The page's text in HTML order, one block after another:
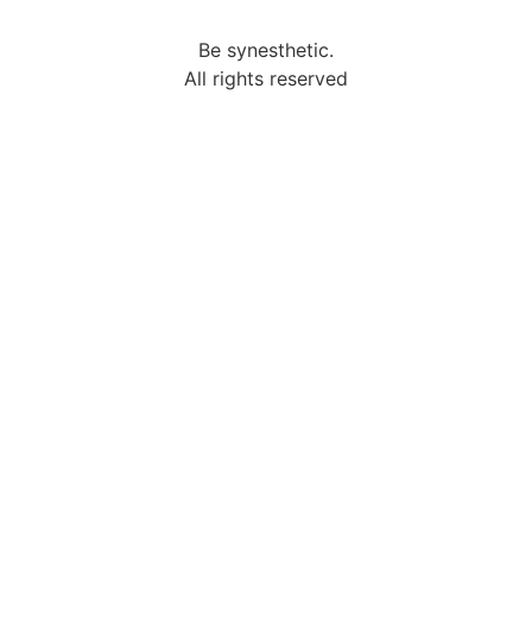
Be synesthetic.
All rights reserved